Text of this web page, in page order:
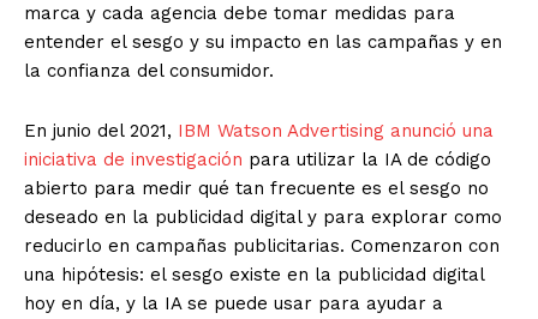
marca y cada agencia debe tomar medidas para
entender el sesgo y su impacto en las campañas y en
la confianza del consumidor.
En junio del 2021, IBM Watson Advertising anunció una
iniciativa de investigación para utilizar la IA de código
abierto para medir qué tan frecuente es el sesgo no
deseado en la publicidad digital y para explorar como
reducirlo en campañas publicitarias. Comenzaron con
una hipótesis: el sesgo existe en la publicidad digital
hoy en día, y la IA se puede usar para ayudar a